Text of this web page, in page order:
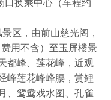
区，由前山慈光阁，
用不含）至玉屏楼景
都峰、莲花峰，近观
峰莲花峰峰腰，赏鲤
、鸳鸯戏水图、孔雀